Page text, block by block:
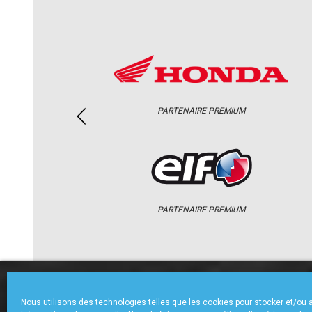
Nous utilisons des technologies telles que les cookies pour stocker et/ou
PARTENAIRE PREMIUM
PARTENAIRE PREMIUM
ACCUEIL CHAMPIONNAT